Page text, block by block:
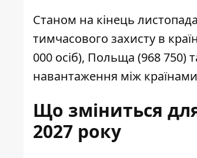
Станом на кінець
тимчасового захисту в
000 осіб), Польща (968 750)
навантаження між
Що зміниться
2027 року